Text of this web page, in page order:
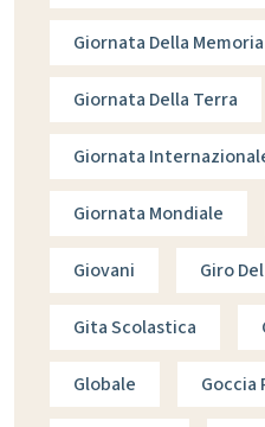
Giornata Della Memoria
Giornata Della Terra
Giornata
Giornata Mondiale
Giovani Giro
Gita Scolastica
Globale Goccia